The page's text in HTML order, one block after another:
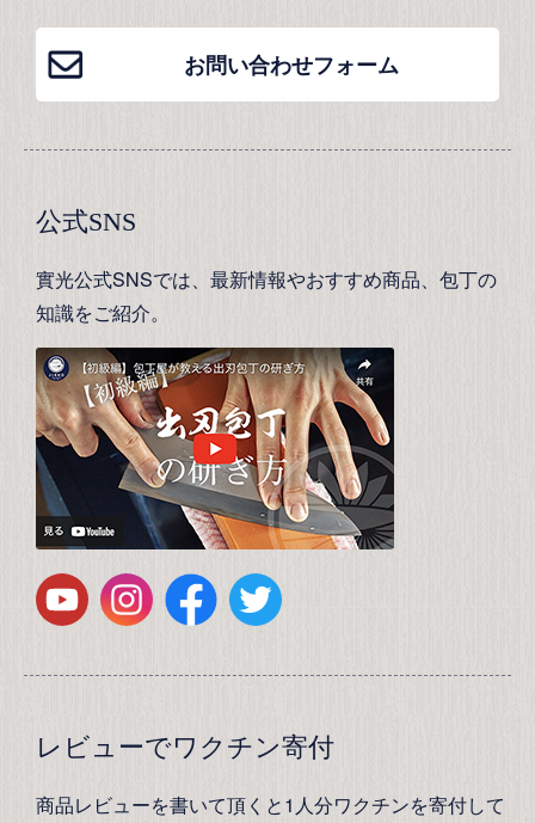
お問い合わせフォーム
公式SNS
實光公式SNSでは、最新情報やおすすめ商品、包丁の
知識をご紹介。
レビューでワクチン寄付
商品レビューを書いて頂くと1人分ワクチンを寄付して